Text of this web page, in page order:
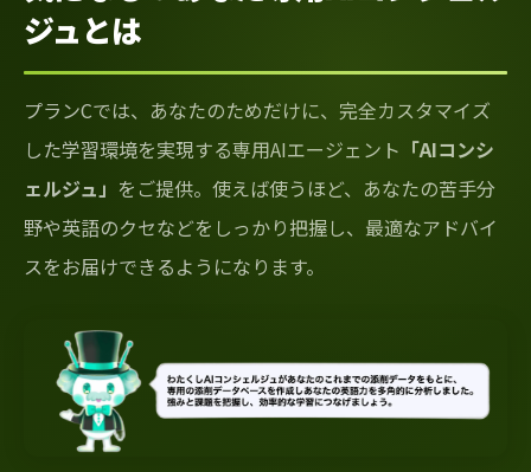
ジュとは
プランCでは、あなたのためだけに、完全カスタマイズ
した学習環境を実現する専用AIエージェント 「AIコンシ
ェルジュ」 をご提供。使えば使うほど、あなたの苦手分
野や英語のクセなどをしっかり把握し、最適なアドバイ
スをお届けできるようになります。